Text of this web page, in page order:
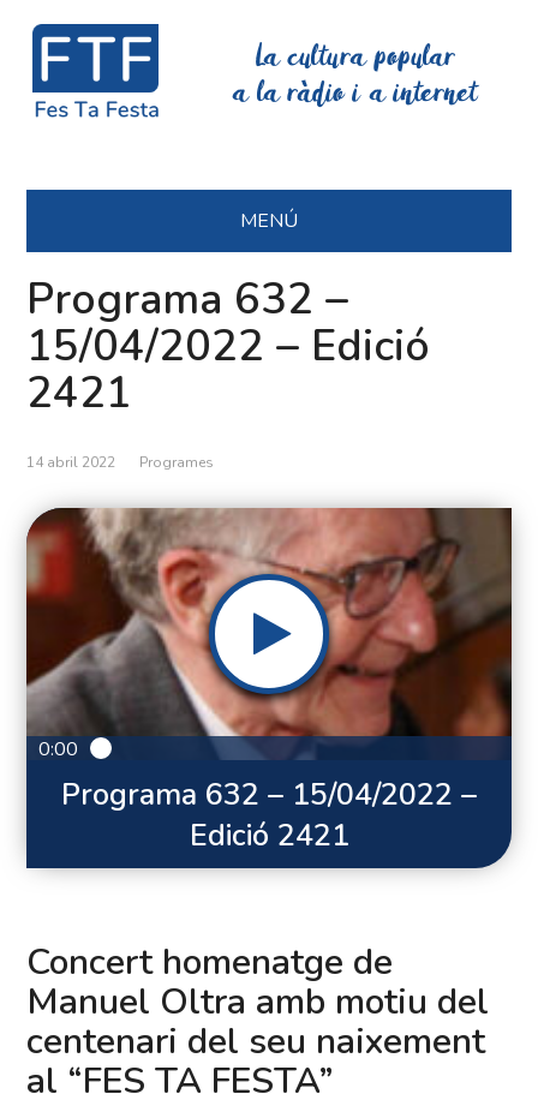
La cultura popular
a la ràdio i a internet
MENÚ
Programa 632 –
15/04/2022 – Edició
2421
14 abril 2022 Programes
0:00
Programa 632 – 15/04/2022 –
Edició 2421
Concert homenatge de
Manuel Oltra amb motiu del
centenari del seu naixement
al “FES TA FESTA”